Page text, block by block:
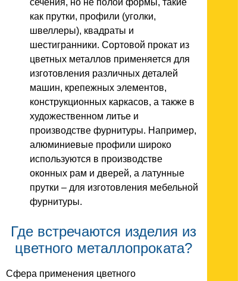
сечения, но не полой формы, такие
как прутки, профили (уголки,
швеллеры), квадраты и
шестигранники. Сортовой прокат из
цветных металлов применяется для
изготовления различных деталей
машин, крепежных элементов,
конструкционных каркасов, а также в
художественном литье и
производстве фурнитуры. Например,
алюминиевые профили широко
используются в производстве
оконных рам и дверей, а латунные
прутки – для изготовления мебельной
фурнитуры.
Где встречаются изделия из
цветного металлопроката?
Сфера применения цветного